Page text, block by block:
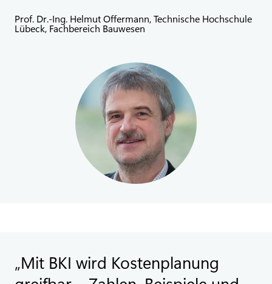
Prof. Dr.-Ing. Helmut Offermann, Technische Hochschule
Lübeck, Fachbereich Bauwesen
Mit BKI wird Kostenplanung